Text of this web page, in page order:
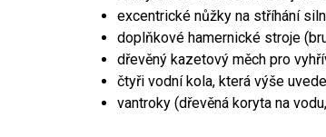
excentrické nůžky na stříhání
doplňkové hamernické stroje
dřevěný kazetový měch pro
čtyři vodní kola, která výše
vantroky (dřevěná koryta na